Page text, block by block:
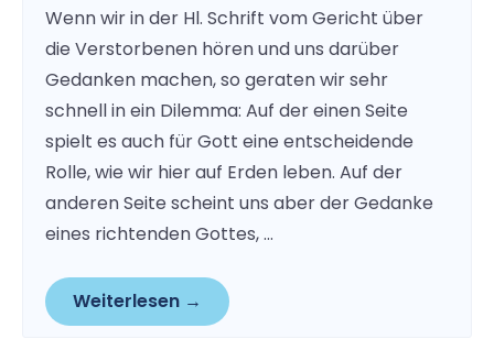
Wenn wir in der Hl. Schrift vom Gericht über
die Verstorbenen hören und uns darüber
Gedanken machen, so geraten wir sehr
schnell in ein Dilemma: Auf der einen Seite
spielt es auch für Gott eine entscheidende
Rolle, wie wir hier auf Erden leben. Auf der
anderen Seite scheint uns aber der Gedanke
eines richtenden Gottes, …
Weiterlesen →